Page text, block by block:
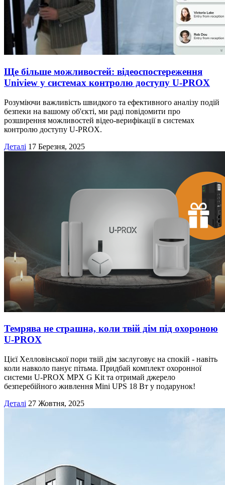
Ще більше можливостей: відеоспостереження
Uniview у системах контролю доступу U-PROX
Розуміючи важливість швидкого та ефективного аналізу подій
безпеки на вашому об'єкті, ми раді повідомити про
розширення можливостей відео-верифікації в системах
контролю доступу U-PROX.
Деталі 17 Березня, 2025
Темрява не страшна, коли твій дім під охороною
U-PROX
Цієї Хелловінської пори твій дім заслуговує на спокій - навіть
коли навколо панує пітьма. Придбай комплект охоронної
системи U-PROX MPX G Kit та отримай джерело
безперебійного живлення Mini UPS 18 Вт у подарунок!
Деталі 27 Жовтня, 2025